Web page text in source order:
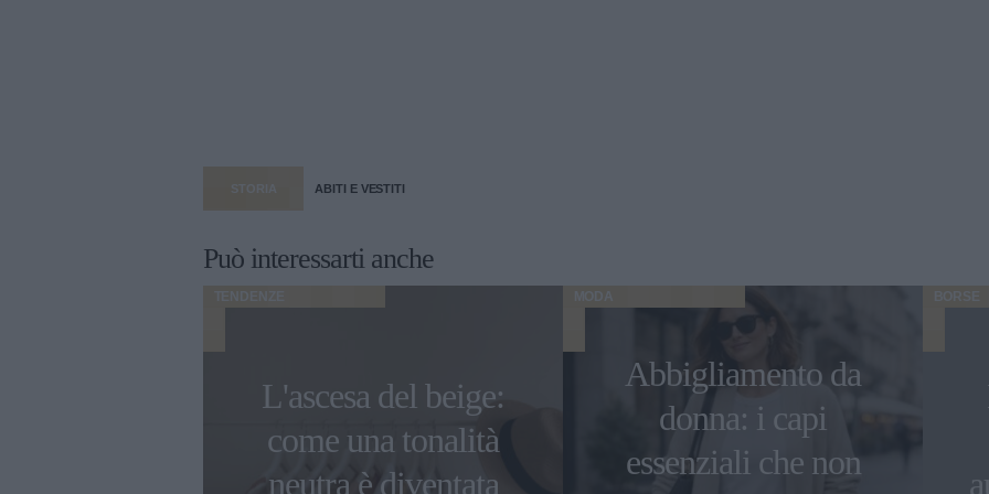
STORIA ABITI E VESTITI
Può interessarti anche
TENDENZE
L'ascesa del beige:
come una tonalità
neutra è diventata
MODA
Abbigliamento da
donna: i capi
essenziali che non
BORSE